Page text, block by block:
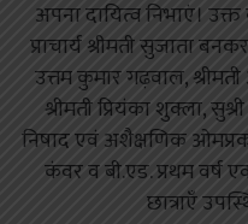
अपना दायित्व निभाएं।
प्राचार्य श्रीमती सुजाता
उत्तम कुमार गढ़वाल,
श्रीमती प्रियंका शुक्ला,
निषाद एवं अशैक्षणिक
कंवर व बी.एड. प्रथम वर्ष
छात्राएँ